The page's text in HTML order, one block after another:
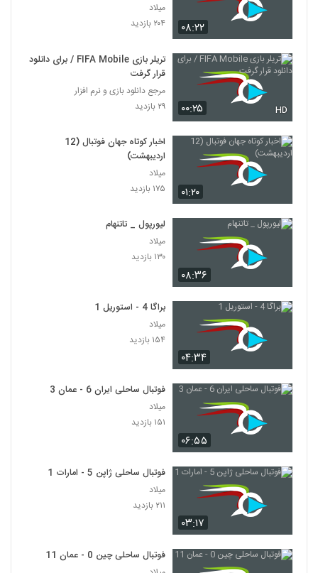
۰۸:۲۲
میلاد
۲۰۴ بازدید
۰۰:۲۵ HD
تریلر بازی FIFA Mobile / برای دانلود
قرار گرفت
مرجع دانلود بازی و نرم افزار
۲۹ بازدید
۰۱:۲۰
اخبار کوتاه جهان فوتبال (12
اردیبهشت)
میلاد
۱۷۵ بازدید
۰۸:۳۶
لیورپول _ تاتنهام
میلاد
۱۳۰ بازدید
۰۴:۳۴
براگا 4 - استوریل 1
میلاد
۱۵۴ بازدید
۰۶:۵۵
فوتبال ساحلی ایران 6 - عمان 3
میلاد
۱۵۱ بازدید
۰۳:۱۷
فوتبال ساحلی ژاپن 5 - امارات 1
میلاد
۲۱۱ بازدید
فوتبال ساحلی چین 0 - عمان 11